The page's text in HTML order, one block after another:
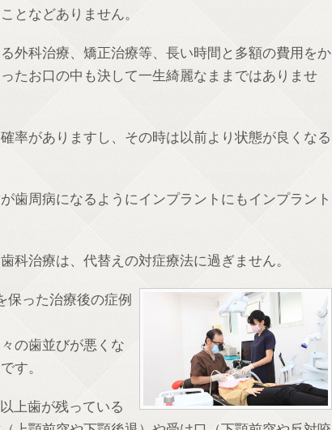
となどありません。
外科治療、矯正治療等、長い時間と多額の費用をか
たお口の中も決して一生綺麗なままではありませ
率がありますし、その時は以前より状態が良くなる
歯周病になるようにインプラントにもインプラント
科治療は、代替えの対症療法に過ぎません。
保った治療後の症例
の歯並びが悪くな
す。
上歯が残っている